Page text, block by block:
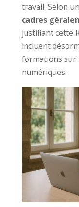
travail. Selon
cadres
justifiant cette
incluent
formations sur
numériques.